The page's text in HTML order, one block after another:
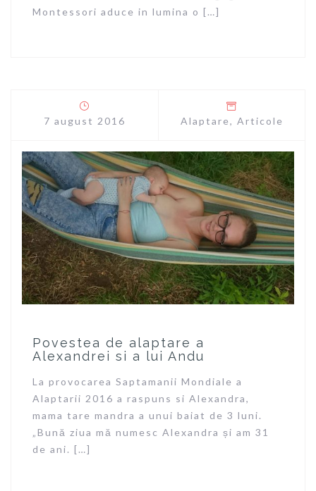
Montessori aduce in lumina o […]
7 august 2016 Alaptare, Articole
Povestea de alaptare a
Alexandrei si a lui Andu
La provocarea Saptamanii Mondiale a
Alaptarii 2016 a raspuns si Alexandra,
mama tare mandra a unui baiat de 3 luni.
„Bună ziua mă numesc Alexandra și am 31
de ani. […]